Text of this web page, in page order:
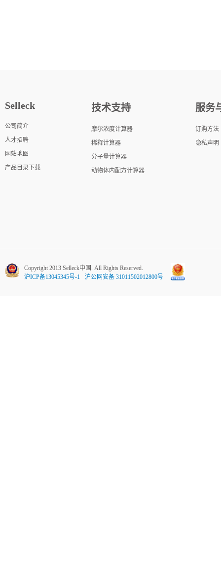
Selleck
公司简介
人才招聘
网站地图
产品目录下载
技术支持
摩尔浓度计算器
稀释计算器
分子量计算器
动物体内配方计算器
服务
订购方法
隐私声明
Copyright 2013 Selleck中国. All Rights Reserved.
沪ICP备13045345号-1
沪公网安备 31011502012800号